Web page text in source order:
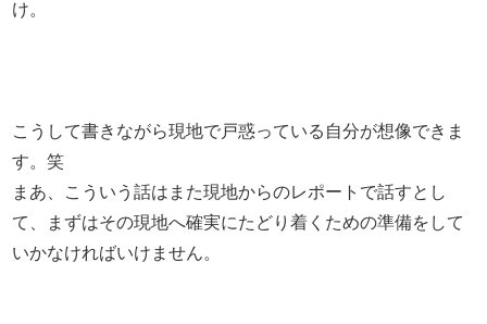
け。
こうして書きながら現地で戸惑っている自分が想像できま
す。笑
まあ、こういう話はまた現地からのレポートで話すとし
て、まずはその現地へ確実にたどり着くための準備をして
いかなければいけません。